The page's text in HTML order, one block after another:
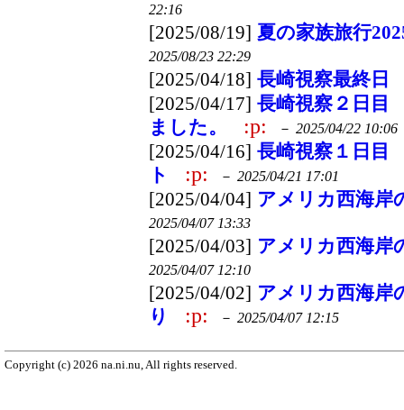
22:16
[2025/08/19] 夏の家族旅行
2025/08/23 22:29
[2025/04/18] 長崎視察最終
[2025/04/17] 長崎視察２日
ました。
:p: － 2025/04/22 10:06
[2025/04/16] 長崎視察１日
ト
:p: － 2025/04/21 17:01
[2025/04/04] アメリカ西海
2025/04/07 13:33
[2025/04/03] アメリカ西海
2025/04/07 12:10
[2025/04/02] アメリカ西海
り
:p: － 2025/04/07 12:15
Copyright (c) 2026 na.ni.nu, All rights reserved.